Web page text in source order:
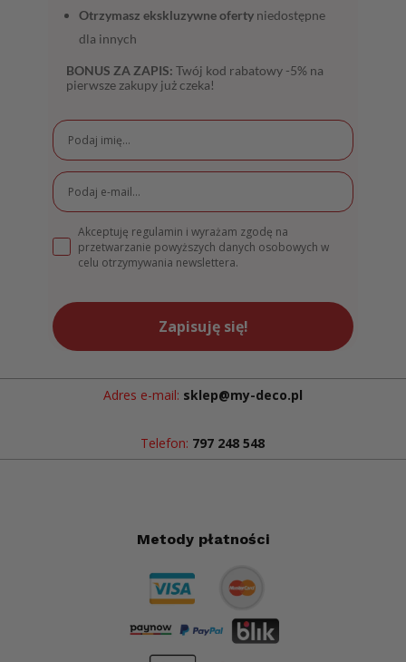
Otrzymasz ekskluzywne oferty niedostępne
dla innych
BONUS ZA ZAPIS: Twój kod rabatowy -5% na
pierwsze zakupy już czeka!
Akceptuję regulamin i wyrażam zgodę na
przetwarzanie powyższych danych osobowych w
celu otrzymywania newslettera.
Zapisuję się!
Adres e-mail: sklep@my-deco.pl
Telefon: 797 248 548
Metody płatności